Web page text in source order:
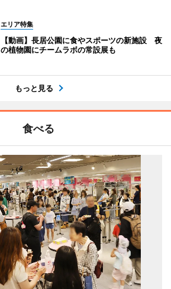
エリア特集
【動画】長居公園に食やスポーツの新施設 夜
の植物園にチームラボの常設展も
もっと見る
食べる